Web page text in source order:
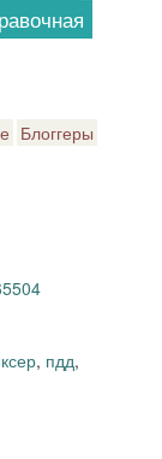
Блоггеры
, пдд,